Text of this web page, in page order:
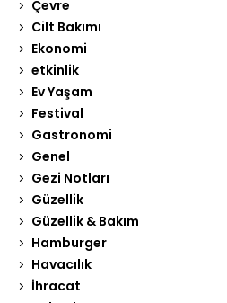
Çevre
Cilt Bakımı
Ekonomi
etkinlik
Ev Yaşam
Festival
Gastronomi
Genel
Gezi Notları
Güzellik
Güzellik & Bakım
Hamburger
Havacılık
İhracat